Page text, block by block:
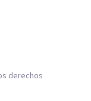
derechos